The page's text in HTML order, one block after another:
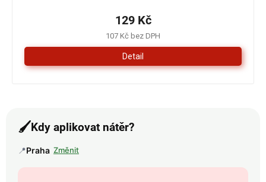
107 Kč bez DPH
129 Kč
Detail
🖌️Kdy aplikovat nátěr?
📍Praha Změnit